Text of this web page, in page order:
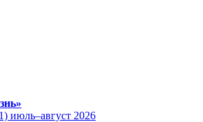
июль–август 2026